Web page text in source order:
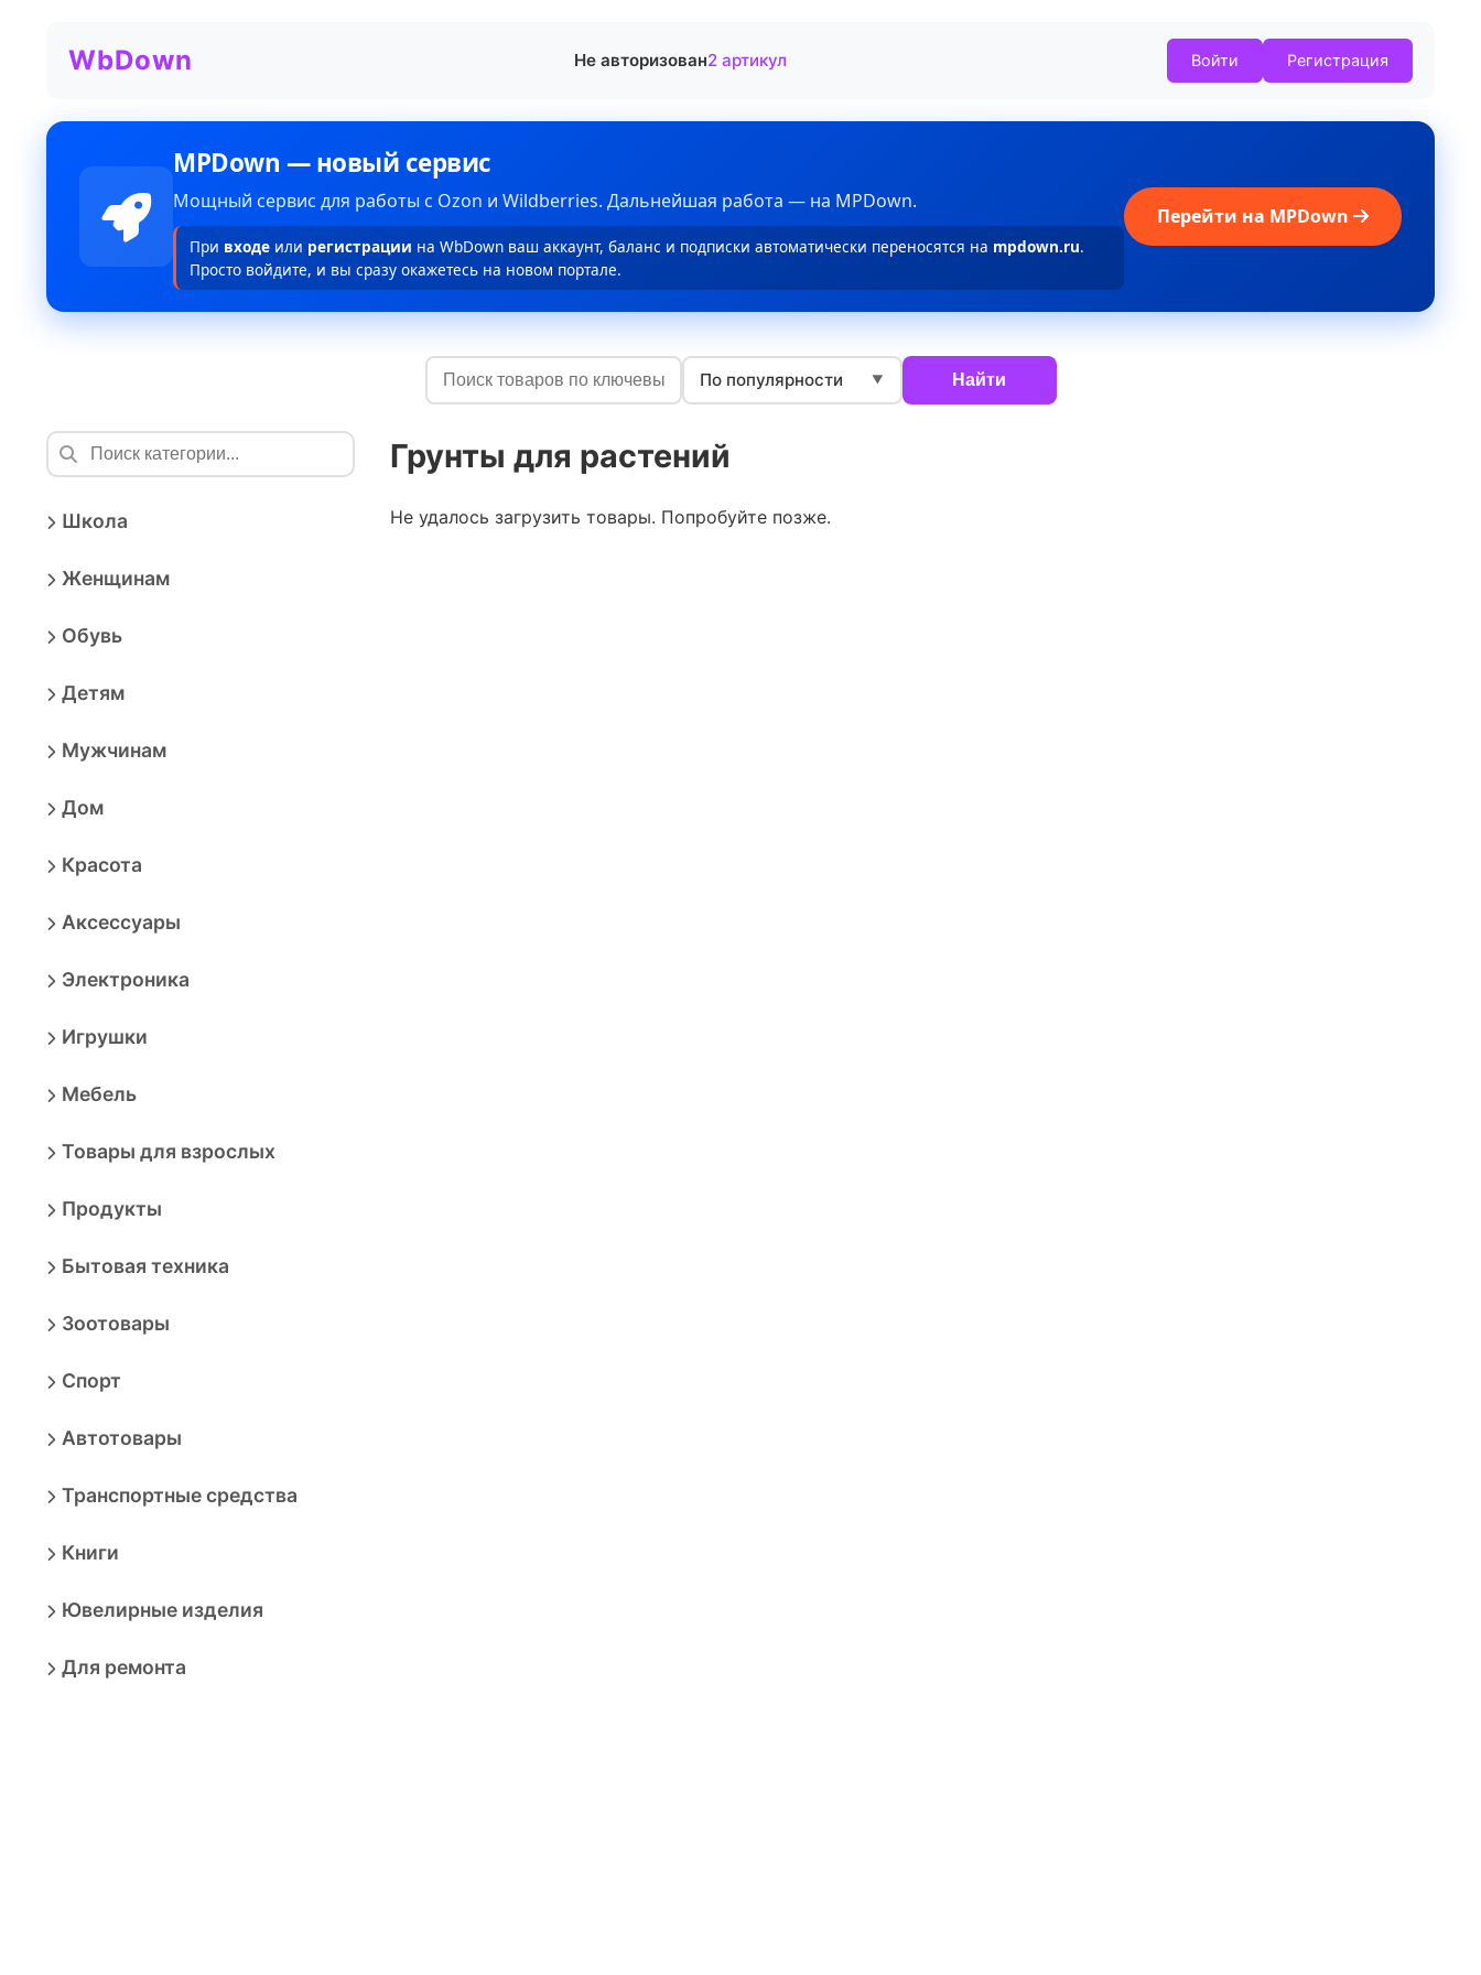
WbDown Не авторизован2 артикул Войти Регистрация
MPDown — новый сервис
Мощный сервис для работы с Ozon и Wildberries. Дальнейшая работа — на MPDown.
При входе или регистрации на WbDown ваш аккаунт, баланс и подписки автоматически переносятся на mpdown.ru.
Просто войдите, и вы сразу окажетесь на новом портале.
Перейти на MPDown
По популярности ▼ Найти
Школа
Женщинам
Обувь
Детям
Мужчинам
Дом
Красота
Аксессуары
Электроника
Игрушки
Мебель
Товары для взрослых
Продукты
Бытовая техника
Зоотовары
Спорт
Автотовары
Транспортные средства
Книги
Ювелирные изделия
Для ремонта
Грунты для растений
Не удалось загрузить товары. Попробуйте позже.